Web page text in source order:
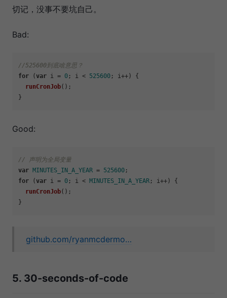
切记，没事不要坑自己。
Bad:
//525600到底啥意思？
for (var i = 0 ; i < 525600 ; i++) {
runCronJob();
Good:
// 声明为全局变量
var MINUTES_IN_A_YEAR = 525600
for (var i = 0 ; i < MINUTES_IN_A_YEAR ; i++) {
runCronJob();
github.com/ryanmcdermo…
5. 30-seconds-of-code